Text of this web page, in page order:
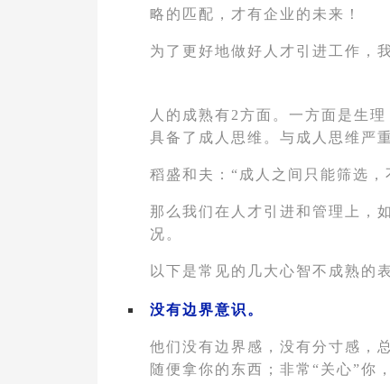
略的匹配，才有企业的未来！
为了更好地做好人才引进工作，
人的成熟有2方面。一方面是生
具备了成人思维。与成人思维严
稻盛和夫：“成人之间只能筛选
那么我们在人才引进和管理上，
况。
以下是常见的几大心智不成熟的表
没有边界意识。
他们没有边界感，没有分寸感，
随便拿你的东西；非常“关心”你